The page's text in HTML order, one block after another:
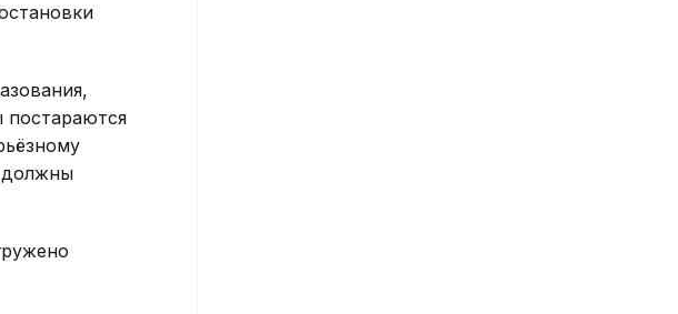
постараются
должны